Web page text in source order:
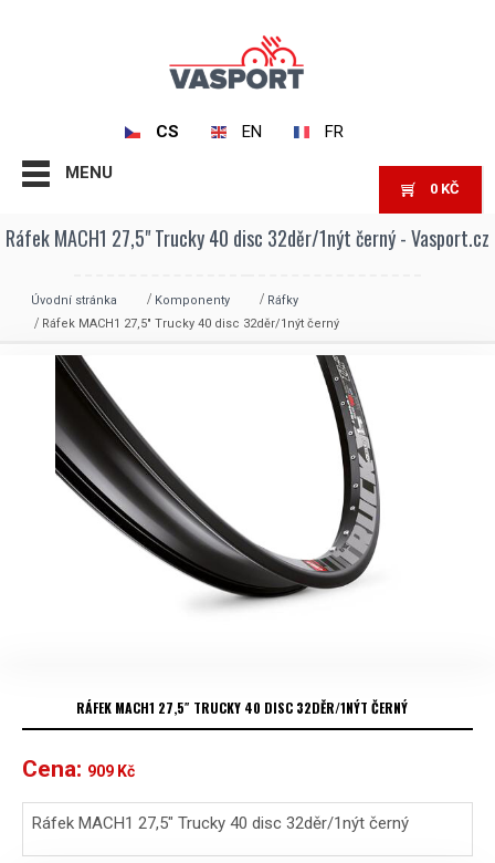
CS EN FR
MENU
0 KČ
Ráfek MACH1 27,5" Trucky 40 disc 32děr/1nýt černý - Vasport.cz
Úvodní stránka Komponenty
Ráfky
Ráfek MACH1 27,5″ Trucky 40 disc 32děr/1nýt černý
RÁFEK MACH1 27,5″ TRUCKY 40 DISC 32DĚR/1NÝT ČERNÝ
Cena: 909 Kč
Ráfek MACH1 27,5″ Trucky 40 disc 32děr/1nýt černý